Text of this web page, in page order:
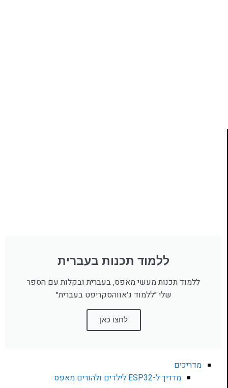
ללמוד תכנות בעברית
ללמוד תכנות מעשי מאפס, בעברית ובקלות עם הספר
שלי ״ללמוד ג׳אווהסקריפט בעברית״
לחצו כאן
מדריכים
מדריך ל-ESP32 לילדים ולהורים מאפס